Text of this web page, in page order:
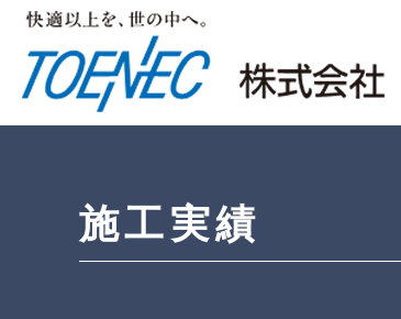
施工実績